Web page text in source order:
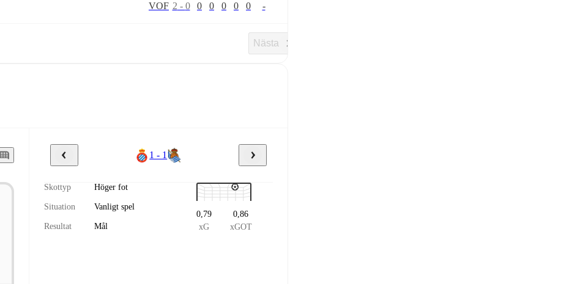
VOF 2 - 0 0 0 0 0 0 -
Nästa
1 - 1
Skottyp Höger fot
Situation Vanligt spel
Resultat Mål
0,79
xG
0,86
xGOT